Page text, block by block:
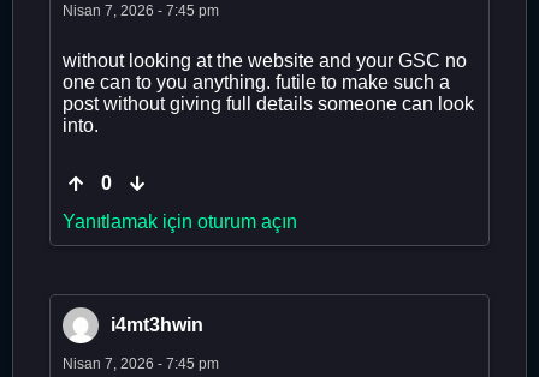
Nisan 7, 2026 - 7:45 pm
without looking at the website and your GSC no
one can to you anything. futile to make such a
post without giving full details someone can look
into.
0
Yanıtlamak için oturum açın
i4mt3hwin
Nisan 7, 2026 - 7:45 pm